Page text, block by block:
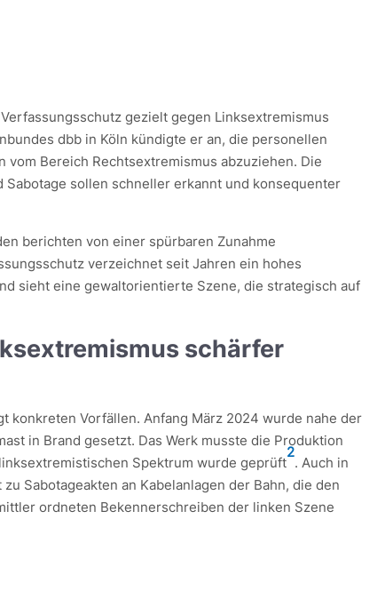
gezielt gegen Linksextremismus
dbb in Köln kündigte er an, die personellen
vom Bereich Rechtsextremismus abzuziehen. Die
sollen schneller erkannt und konsequenter
berichten von einer spürbaren Zunahme
verzeichnet seit Jahren ein hohes
sieht eine gewaltorientierte Szene, die strategisch auf
schärfer
konkreten Vorfällen. Anfang März 2024 wurde nahe der
in Brand gesetzt. Das Werk musste die Produktion
Spektrum wurde geprüft
2
. Auch in
Sabotageakten an Kabelanlagen der Bahn, die den
ordneten Bekennerschreiben der linken Szene